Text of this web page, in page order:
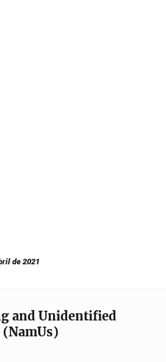
de 2021
and Unidentified
(NamUs)